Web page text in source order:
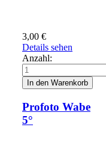
3,00 €
Details sehen
Anzahl:
Profoto Wabe
5°